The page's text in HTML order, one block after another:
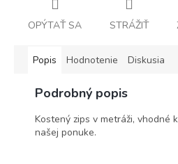
OPÝTAŤ SA STRÁŽIŤ
Popis Hodnotenie Diskusia
Podrobný popis
Kostený zips v metráži, vhodné
našej ponuke.